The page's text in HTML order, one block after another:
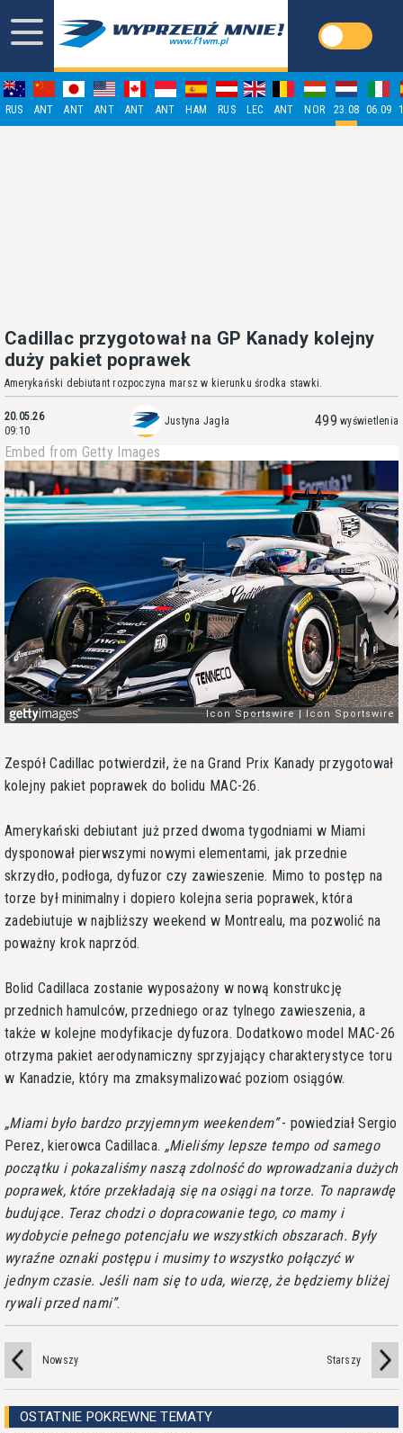
RUS ANT ANT ANT ANT ANT HAM RUS LEC ANT NOR 23.08 06.09
Cadillac przygotował na GP Kanady kolejny
duży pakiet poprawek
Amerykański debiutant rozpoczyna marsz w kierunku środka stawki.
20.05.26
09:10
Justyna Jagła 499 wyświetlenia
Embed from Getty Images
Zespół Cadillac potwierdził, że na Grand Prix Kanady przygotował
kolejny pakiet poprawek do bolidu MAC-26.
Amerykański debiutant już przed dwoma tygodniami w Miami
dysponował pierwszymi nowymi elementami, jak przednie
skrzydło, podłoga, dyfuzor czy zawieszenie. Mimo to postęp na
torze był minimalny i dopiero kolejna seria poprawek, która
zadebiutuje w najbliższy weekend w Montrealu, ma pozwolić na
poważny krok naprzód.
Bolid Cadillaca zostanie wyposażony w nową konstrukcję
przednich hamulców, przedniego oraz tylnego zawieszenia, a
także w kolejne modyfikacje dyfuzora. Dodatkowo model MAC-26
otrzyma pakiet aerodynamiczny sprzyjający charakterystyce toru
w Kanadzie, który ma zmaksymalizować poziom osiągów.
Miami było bardzo przyjemnym weekendem - powiedział Sergio
Perez, kierowca Cadillaca. Mieliśmy lepsze tempo od samego
początku i pokazaliśmy naszą zdolność do wprowadzania dużych
poprawek, które przekładają się na osiągi na torze. To naprawdę
budujące. Teraz chodzi o dopracowanie tego, co mamy i
wydobycie pełnego potencjału we wszystkich obszarach. Były
wyraźne oznaki postępu i musimy to wszystko połączyć w
jednym czasie. Jeśli nam się to uda, wierzę, że będziemy bliżej
rywali przed nami .
Nowszy Starszy
OSTATNIE POKREWNE TEMATY